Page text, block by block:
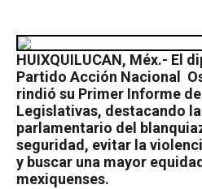
HUIXQUILUCAN, Méx.- El
Partido Acción Nacional
rindió su Primer Informe
Legislativas, destacando
parlamentario del
seguridad, evitar la
y buscar una mayor
mexiquenses.